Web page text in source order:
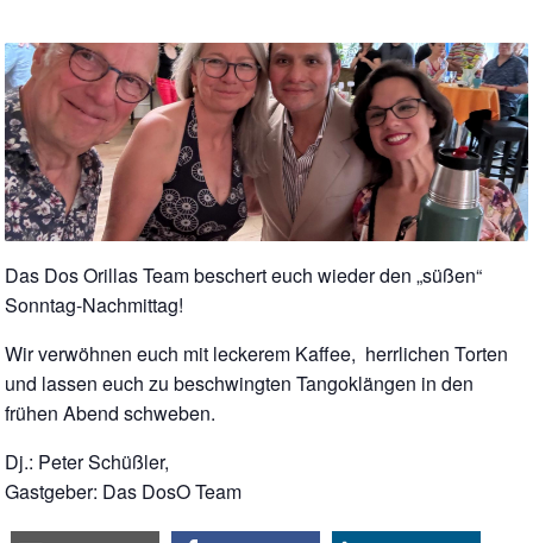
Das Dos Orillas Team beschert euch wieder den „süßen“
Sonntag-Nachmittag!
Wir verwöhnen euch mit leckerem Kaffee, herrlichen Torten
und lassen euch zu beschwingten Tangoklängen in den
frühen Abend schweben.
Dj.: Peter Schüßler,
Gastgeber: Das DosO Team